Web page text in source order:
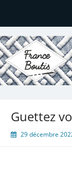
France
Le site de France
Guettez
29 décembre